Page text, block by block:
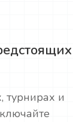
турнирах и